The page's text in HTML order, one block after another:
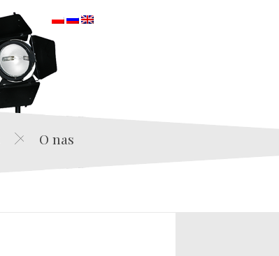
O nas